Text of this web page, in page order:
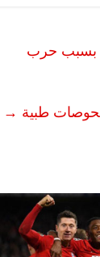
بسبب حرب
طبية →